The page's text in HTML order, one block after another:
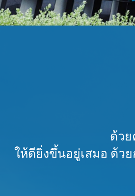
ด้วย
ให้ดียิ่งขึ้นอยู่เสมอ ด้ว